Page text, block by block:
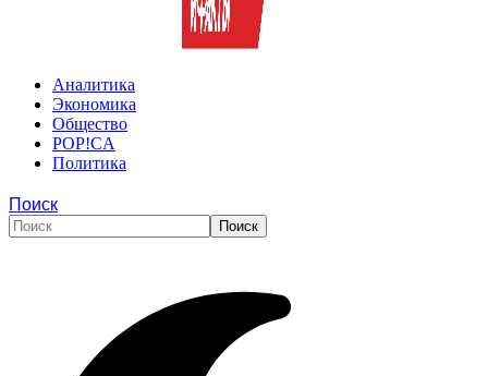
Аналитика
Экономика
Общество
POP!CA
Политика
Поиск